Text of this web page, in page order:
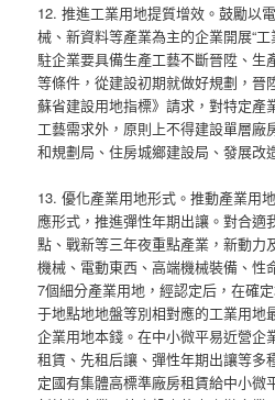
12. 推進工業用地提質增效。鼓勵以
械、新資料等產業為主的企業開展“工
駐企業要具備生產工藝不斷晉陞、生
等條件，從建設初期就做好規劃，晉
蘇省建設用地指標》請求，對特定產
工藝需求外，原則上不得建設單層廠
和規劃局、住房城鄉建設局、發展改
13. 優化產業用地形式。推動產業用
應形式，推進彈性年期出讓。對合適
點、戰新等三年夜重點產業，新動力
機械、電動東西、高端機械裝備、性
7個細分產業用地，經認定后，在確
于地點地地盤等別相對應的工業用地
企業用地本錢。在中小微平易近營企
租賃、先租后讓、彈性年期出讓等多
定國有集體高標準廠房租賃給中小微